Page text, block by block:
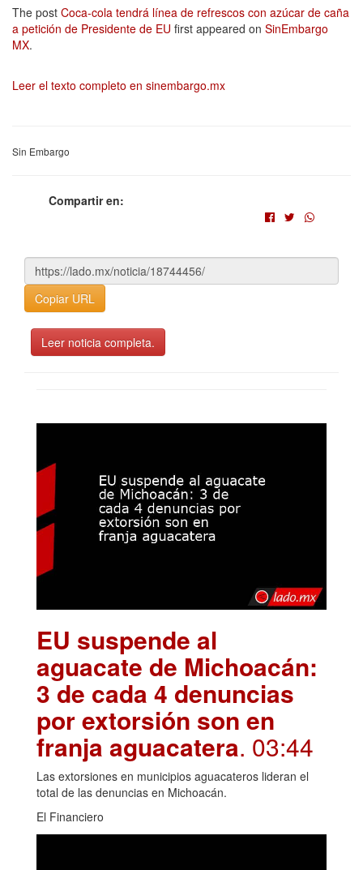
The post Coca-cola tendrá línea de refrescos con azúcar de caña
a petición de Presidente de EU first appeared on SinEmbargo
MX.
Leer el texto completo en sinembargo.mx
Sin Embargo
Compartir en:
Copiar URL
Leer noticia completa.
EU suspende al
aguacate de Michoacán:
3 de cada 4 denuncias
por extorsión son en
franja aguacatera. 03:44
Las extorsiones en municipios aguacateros lideran el
total de las denuncias en Michoacán.
El Financiero